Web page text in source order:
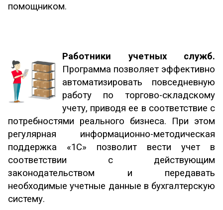
помощником.
Работники учетных служб.
Программа позволяет эффективно
автоматизировать повседневную
работу по торгово-складскому
учету, приводя ее в соответствие с
потребностями реального бизнеса. При этом
регулярная информационно-методическая
поддержка «1С» позволит вести учет в
соответствии с действующим
законодательством и передавать
необходимые учетные данные в бухгалтерскую
систему.